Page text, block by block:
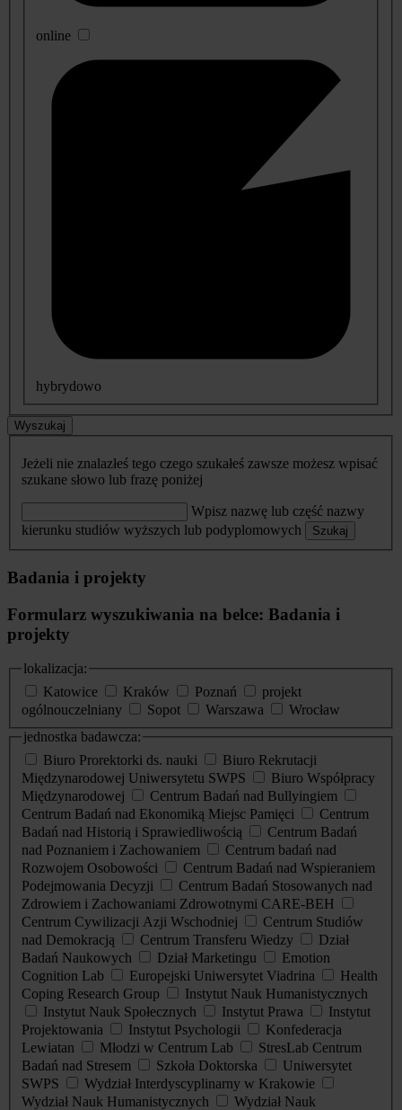
online
hybrydowo
Wyszukaj
Jeżeli nie znalazłeś tego czego szukałeś zawsze możesz wpisać
szukane słowo lub frazę poniżej
Wpisz nazwę lub część nazwy
kierunku studiów wyższych lub podyplomowych
Szukaj
Badania i projekty
Formularz wyszukiwania na belce: Badania i
projekty
lokalizacja:
Katowice
Kraków Poznań
projekt
ogólnouczelniany
Sopot Warszawa
Wrocław
jednostka badawcza:
Biuro Prorektorki ds. nauki
Biuro Rekrutacji
Międzynarodowej Uniwersytetu SWPS
Biuro Współpracy
Międzynarodowej
Centrum Badań nad Bullyingiem
Centrum Badań nad Ekonomiką Miejsc Pamięci
Centrum
Badań nad Historią i Sprawiedliwością
Centrum Badań
nad Poznaniem i Zachowaniem
Centrum badań nad
Rozwojem Osobowości
Centrum Badań nad Wspieraniem
Podejmowania Decyzji
Centrum Badań Stosowanych nad
Zdrowiem i Zachowaniami Zdrowotnymi CARE-BEH
Centrum Cywilizacji Azji Wschodniej
Centrum Studiów
nad Demokracją
Centrum Transferu Wiedzy
Dział
Badań Naukowych
Dział Marketingu
Emotion
Cognition Lab
Europejski Uniwersytet Viadrina
Health
Coping Research Group
Instytut Nauk Humanistycznych
Instytut Nauk Społecznych
Instytut Prawa
Instytut
Projektowania
Instytut Psychologii
Konfederacja
Lewiatan
Młodzi w Centrum Lab
StresLab Centrum
Badań nad Stresem
Szkoła Doktorska
Uniwersytet
SWPS
Wydział Interdyscyplinarny w Krakowie
Wydział Nauk Humanistycznych
Wydział Nauk